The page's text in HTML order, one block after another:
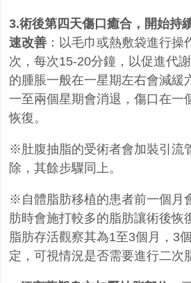
3.術後第四天傷口癒合，開始持
速改善 ：以毛巾或熱敷袋進行操
次，每次15-20分鐘，以促進代
的腫脹一般在一星期左右會減緩
一至兩個星期會消退，傷口在一
恢復。
※肚腹抽脂的受術者會加裝引流
除，其餘步驟同上。
※自體脂肪移植的患者前一個月
肪時會施打較多的脂肪讓術後恢
脂肪存活觀察其為1至3個月， 3
定，可視情況是否需要進行二次